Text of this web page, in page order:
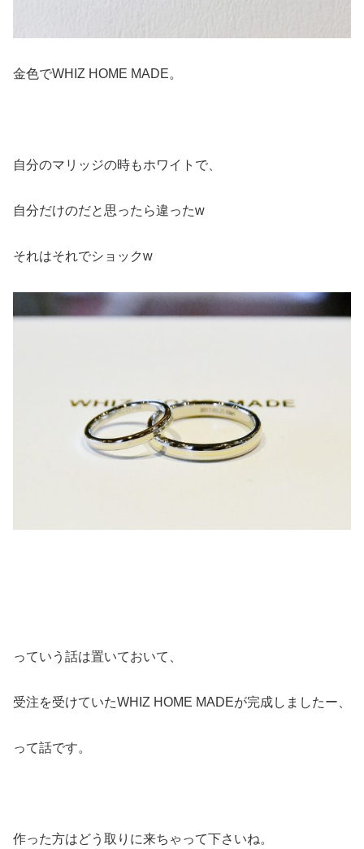
金色でWHIZ HOME MADE。
自分のマリッジの時もホワイトで、
自分だけのだと思ったら違ったw
それはそれでショックw
っていう話は置いておいて、
受注を受けていたWHIZ HOME MADEが完成しましたー、
って話です。
作った方はどう取りに来ちゃって下さいね。